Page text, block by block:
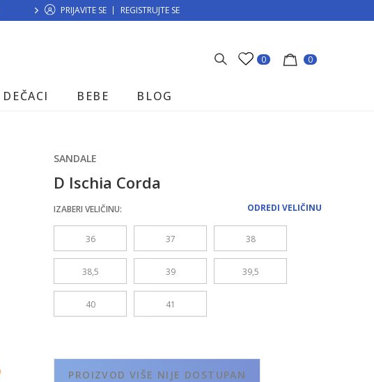
MOGUĆNOST BESPLATNE ISPORUKE!
PRIJAVITE SE REGISTRUJTE SE
0 0
DEČACI BEBE BLOG
SANDALE
D Ischia Corda
ODREDI VELIČINU
IZABERI VELIČINU:
36 37 38
38,5 39 39,5
40 41
PROIZVOD VIŠE NIJE DOSTUPAN